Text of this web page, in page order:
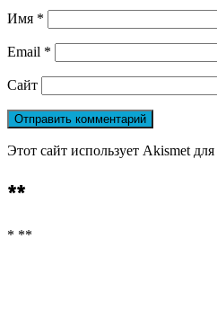
Имя *
Email *
Сайт
Этот сайт использует Akismet
**
* **